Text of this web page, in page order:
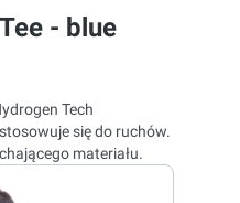
- blue
Tech
się do ruchów.
materiału.